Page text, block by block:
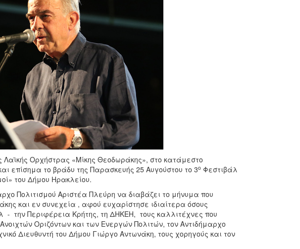
Λαϊκής Ορχήστρας «Μίκης Θεοδωράκης», στο κατάμεστο
επίσημα το βράδυ της Παρασκευής 25 Αυγούστου το 3οΦεστιβάλ
του Δήμου Ηρακλείου.
Πολιτισμού Αριστέα Πλεύρη να διαβάζει το μήνυμα που
και εν συνεχεία , αφού ευχαρίστησε ιδιαίτερα όσους
- την Περιφέρεια Κρήτης, τη ΔΗΚΕΗ, τους καλλιτέχνες που
Οριζόντων και των Ενεργών Πολιτών, τον Αντιδήμαρχο
Διευθυντή του Δήμου Γιώργο Αντωνάκη, τους χορηγούς και τον